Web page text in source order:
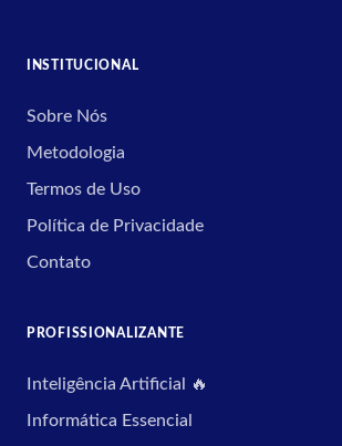
INSTITUCIONAL
Sobre Nós
Metodologia
Termos de Uso
Política de Privacidade
Contato
PROFISSIONALIZANTE
Inteligência Artificial 🔥
Informática Essencial